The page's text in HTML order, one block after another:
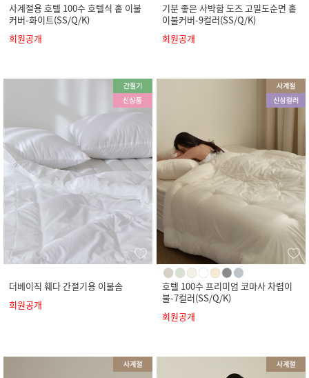
사계절용 호텔 100수 호텔식 홑 이불
커버-화이트(SS/Q/K)
회원공개
기분 좋은 사박함 도즈 고밀도순면 홑
이불커버-9컬러(SS/Q/K)
회원공개
더베이직 훼다 간절기용 이불솜
회원공개
호텔 100수 프리미엄 코마사 차렵이
불-7컬러(SS/Q/K)
회원공개